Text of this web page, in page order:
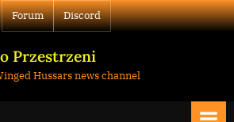
Forum Discord
Przestrzeni
Hussars news channel